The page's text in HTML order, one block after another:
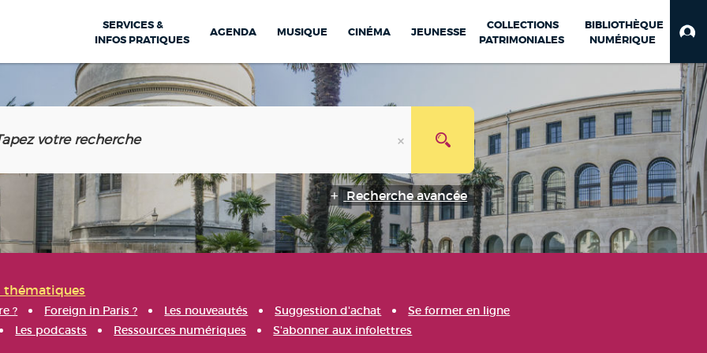
SERVICES &
INFOS PRATIQUES
AGENDA MUSIQUE CINÉMA JEUNESSE
COLLECTIONS
PATRIMONIALES
BIBLIOTHÈQUE
NUMÉRIQUE
Recherche avancée
thématiques
? Foreign in Paris ? Les nouveautés Suggestion d'achat
Se former en ligne
Les podcasts Ressources numériques S'abonner aux infolettres